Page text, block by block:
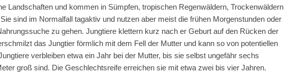
Landschaften und kommen in Sümpfen, tropischen Regenwäldern, Trockenwäldern
sind im Normalfall tagaktiv und nutzen aber meist die frühen Morgenstunden oder
zu gehen. Jungtiere klettern kurz nach er Geburt auf den Rücken der
das Jungtier förmlich mit dem Fell der Mutter und kann so von potentiellen
verbleiben etwa ein Jahr bei der Mutter, bis sie selbst ungefähr sechs
groß sind. Die Geschlechtsreife erreichen sie mit etwa zwei bis vier Jahren.